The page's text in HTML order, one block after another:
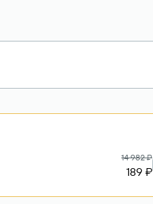
14 982 ₽
189 ₽